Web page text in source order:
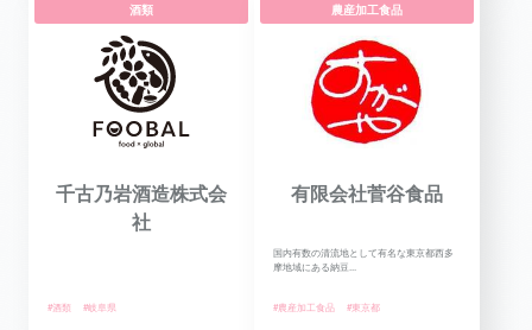
酒類
千古乃岩酒造株式会
社
#酒類 #岐阜県
農産加工食品
有限会社菅谷食品
国内有数の清流地として有名な東京都西多
摩地域にある納豆...
#農産加工食品 #東京都